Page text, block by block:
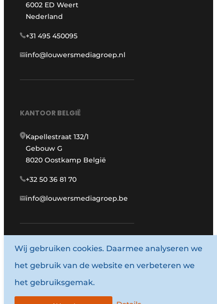
6002 ED Weert
Nederland
+31 495 450095
info@louwersmediagroep.nl
KANTOOR BELGIË
Kapellestraat 132/1
Gebouw G
8020 Oostkamp België
+32 50 36 81 70
info@louwersmediagroep.be
www.louwersmediagroep.com
© 1987 - 2026 Louwersmediagroep.
Algemene voorwaarden
Wij gebruiken cookies. Daarmee analyseren we
het gebruik van de website en verbeteren we
het gebruiksgemak.